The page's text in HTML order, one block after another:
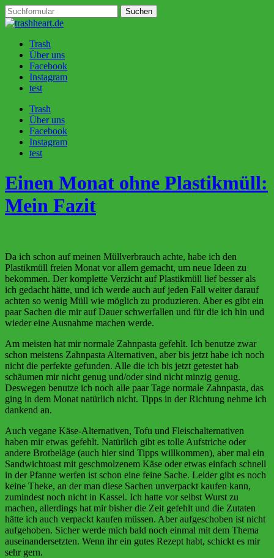
Trash
Über uns
Facebook
Instagram
test
Trash
Über uns
Facebook
Instagram
test
Einen Monat ohne Plastikmüll:
Mein Fazit
Da ich schon auf meinen Müllverbrauch achte, habe ich den
Plastikmüll freien Monat vor allem gemacht, um neue Ideen zu
bekommen. Der komplette Verzicht auf Plastikmüll lief besser als
ich gedacht hätte, und ich werde auch auf jeden Fall weiter darauf
achten so wenig Müll wie möglich zu produzieren. Aber es gibt ein
paar Sachen die mir auf Dauer schwerfallen und für die ich hin und
wieder eine Ausnahme machen werde.
Am meisten hat mir normale Zahnpasta gefehlt. Ich benutze zwar
schon meistens Zahnpasta Alternativen, aber bis jetzt habe ich noch
nicht die perfekte gefunden. Alle die ich bis jetzt getestet hab
schäumen mir nicht genug und/oder sind nicht minzig genug.
Deswegen benutze ich noch alle paar Tage normale Zahnpasta, das
ging in dem Monat natürlich nicht. Tipps in der Richtung nehme ich
dankend an.
Auch vegane Käse-Alternativen, Tofu und Fleischalternativen
haben mir etwas gefehlt. Natürlich gibt es tolle Aufstriche oder
andere Brotbeläge (auch hier sind Tipps willkommen), aber mal ein
Sandwichtoast mit geschmolzenem Käse oder etwas einfach schnell
in der Pfanne werfen ist schon eine feine Sache. Leider gibt es noch
keine Theke, an der man diese Sachen unverpackt kaufen kann,
zumindest noch nicht in Kassel. Ich hatte vor selbst Wurst zu
machen, allerdings hat mir bisher die Zeit gefehlt und die Zutaten
hätte ich auch verpackt kaufen müssen. Aber aufgeschoben ist nicht
aufgehoben. Sicher werde mich bald noch einmal mit dem Thema
auseinandersetzten. Wenn ihr ein gutes Rezept habt, schickt es mir
sehr gern.